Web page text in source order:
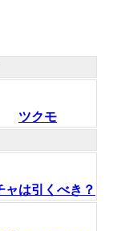
ツクモ
ャは引くべき？